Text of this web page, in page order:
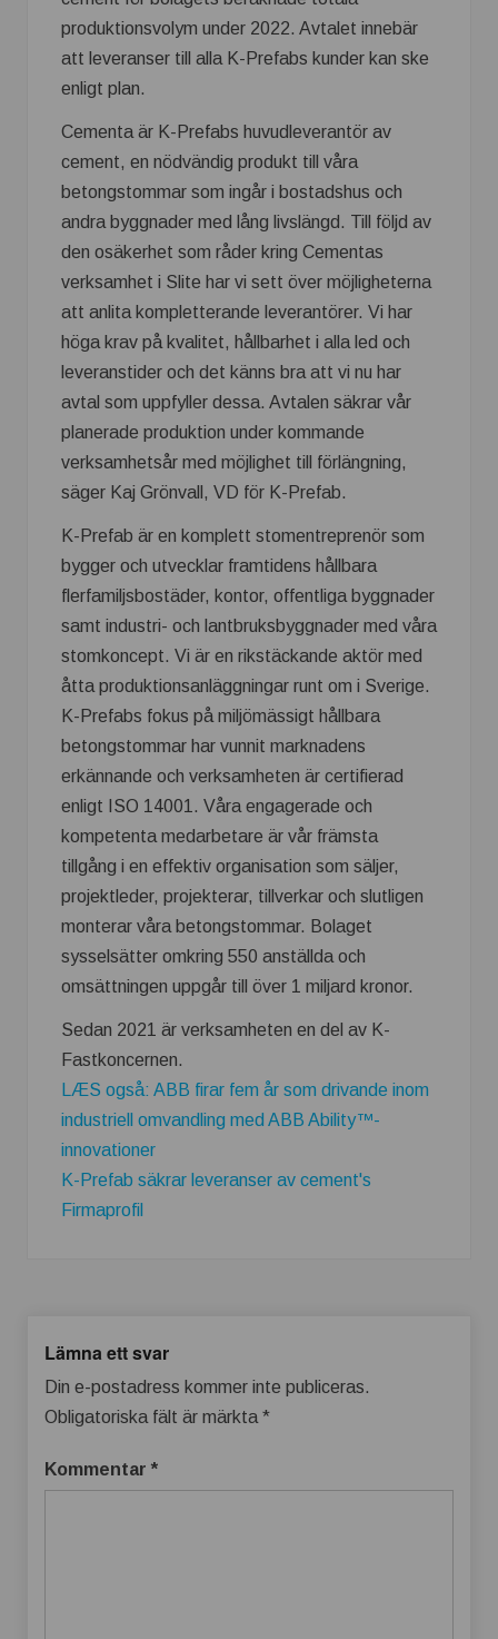
produktionsvolym under 2022. Avtalet innebär
att leveranser till alla K-Prefabs kunder kan ske
enligt plan.
Cementa är K-Prefabs huvudleverantör av
cement, en nödvändig produkt till våra
betongstommar som ingår i bostadshus och
andra byggnader med lång livslängd. Till följd av
den osäkerhet som råder kring Cementas
verksamhet i Slite har vi sett över möjligheterna
att anlita kompletterande leverantörer. Vi har
höga krav på kvalitet, hållbarhet i alla led och
leveranstider och det känns bra att vi nu har
avtal som uppfyller dessa. Avtalen säkrar vår
planerade produktion under kommande
verksamhetsår med möjlighet till förlängning,
säger Kaj Grönvall, VD för K-Prefab.
K-Prefab är en komplett stomentreprenör som
bygger och utvecklar framtidens hållbara
flerfamiljsbostäder, kontor, offentliga byggnader
samt industri- och lantbruksbyggnader med våra
stomkoncept. Vi är en rikstäckande aktör med
åtta produktionsanläggningar runt om i Sverige.
K-Prefabs fokus på miljömässigt hållbara
betongstommar har vunnit marknadens
erkännande och verksamheten är certifierad
enligt ISO 14001. Våra engagerade och
kompetenta medarbetare är vår främsta
tillgång i en effektiv organisation som säljer,
projektleder, projekterar, tillverkar och slutligen
monterar våra betongstommar. Bolaget
sysselsätter omkring 550 anställda och
omsättningen uppgår till över 1 miljard kronor.
Sedan 2021 är verksamheten en del av K-
Fastkoncernen.
LÆS også: ABB firar fem år som drivande inom
industriell omvandling med ABB Ability™-
innovationer
K-Prefab säkrar leveranser av cement's
Firmaprofil
Lämna ett svar
Din e-postadress kommer inte publiceras.
Obligatoriska fält är märkta *
Kommentar *